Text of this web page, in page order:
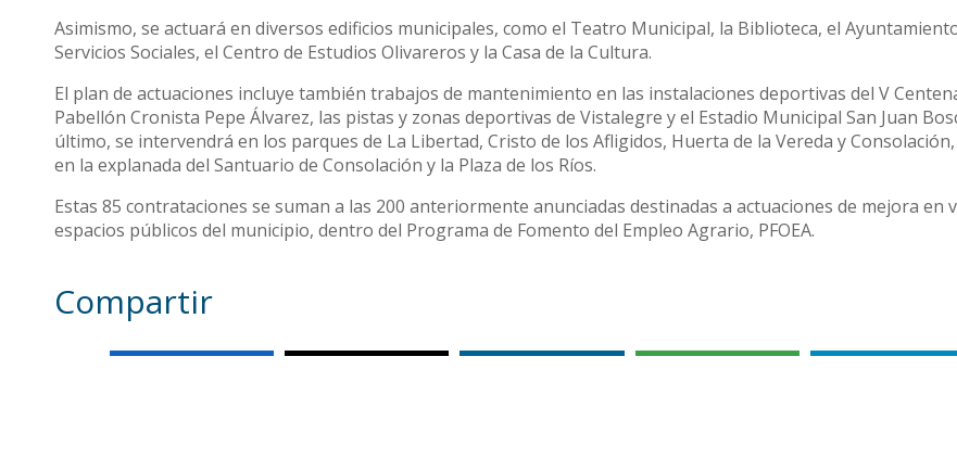
Asimismo, se actuará en diversos edificios municipales, como el Teatro Municipal, la Biblioteca, el
Servicios Sociales, el Centro de Estudios Olivareros y la Casa de la Cultura.
El plan de actuaciones incluye también trabajos de mantenimiento en las instalaciones deportivas del V
Pabellón Cronista Pepe Álvarez, las pistas y zonas deportivas de Vistalegre y el Estadio Municipal San Juan
último, se intervendrá en los parques de La Libertad, Cristo de los Afligidos, Huerta de la Vereda y
en la explanada del Santuario de Consolación y la Plaza de los Ríos.
Estas 85 contrataciones se suman a las 200 anteriormente anunciadas destinadas a actuaciones de mejora en
espacios públicos del municipio, dentro del Programa de Fomento del Empleo Agrario, PFOEA.
Compartir